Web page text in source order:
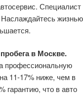
Специалист
жизнью
в Москве.
профессиональную
11-17% ниже, чем в
гарантию, что в авто